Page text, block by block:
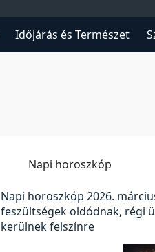
Időjárás és Természet
Napi horoszkóp
Napi horoszkóp 2026.
feszültségek oldódnak, régi
kerülnek felszínre